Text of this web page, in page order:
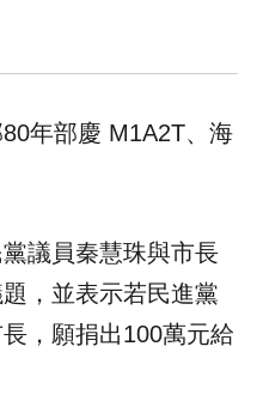
年部慶 M1A2T、海
議員秦慧珠與市長
，並表示若民進黨
，願捐出100萬元給